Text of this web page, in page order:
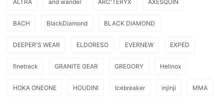
ALTRA and wander ARC'TERYX AXESQUIN
BACH BlackDiamond BLACK DIAMOND
DEEPER'S WEAR ELDORESO EVERNEW EXPED
finetrack GRANITE GEAR GREGORY Helinox
HOKA ONEONE HOUDINI Icebreaker injinji MMA